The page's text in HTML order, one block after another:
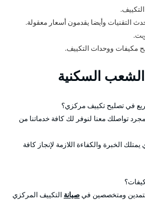
التقنيات وأيضا يقدمون أسعار معقولة.
مكيفات ووحدات التكييف.
السكنية
في تصليح تكييف مركزي؟
تواصلك معنا لنوفر لك كافة خدماتنا من
الخبرة والكفاءة اللازمة لإنجاز كافة
ومتخصصين فيصيانة التكييف المركزي